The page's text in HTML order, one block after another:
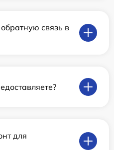
связь в
для